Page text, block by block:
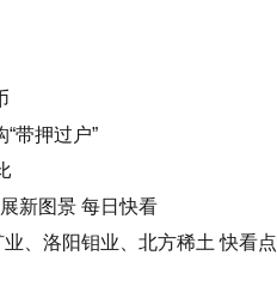
带押过户”
新图景 每日快看
、洛阳钼业、北方稀土 快看点